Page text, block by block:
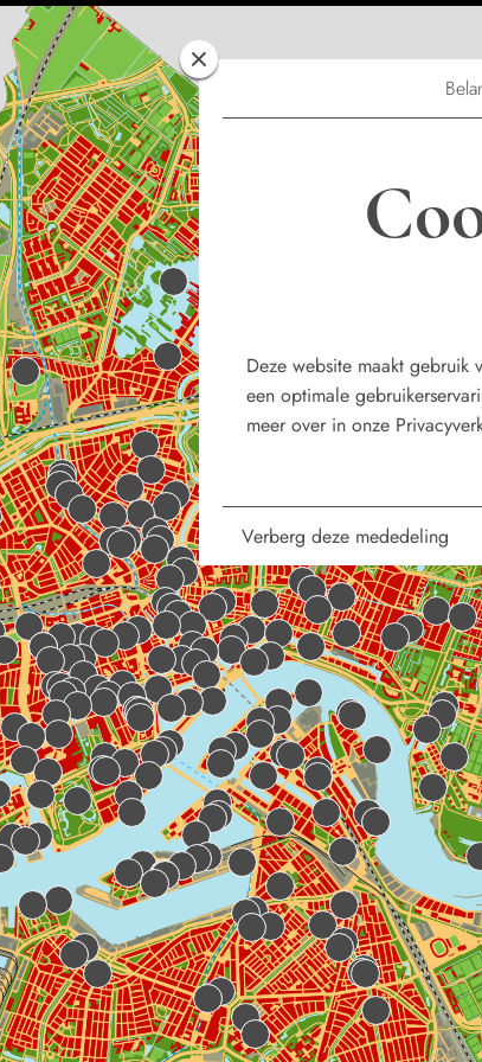
Deze website maakt gebruik
een optimale
meer over in onze
Verberg deze mededeling